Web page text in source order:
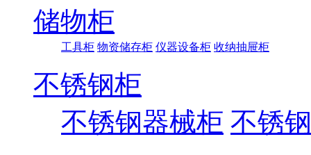
储物柜
工具柜 物资储存柜 仪器设备柜 收纳抽屉柜
不锈钢柜
不锈钢器械柜 不锈